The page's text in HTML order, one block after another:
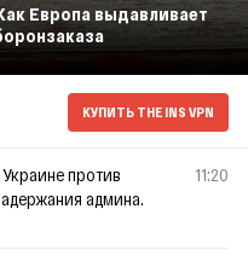
Европа выдавливает
КУПИТЬ THE INS VPN
против
админа.
11:20